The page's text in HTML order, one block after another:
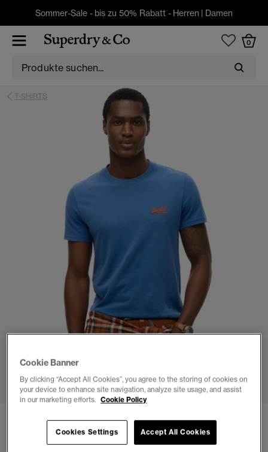
Sommer-Sale - bis zu 50% Rabatt - Herren | Damen
0
T-SHIRTS
3 FÜR €65
Bio-Baumwolle Essential Logo T-Shirt
Cookie Banner
By clicking “Accept All Cookies”, you agree to the storing of cookies on
your device to enhance site navigation, analyze site usage, and assist
in our marketing efforts. Cookie Policy
Accept All Cookies
Cookies Settings